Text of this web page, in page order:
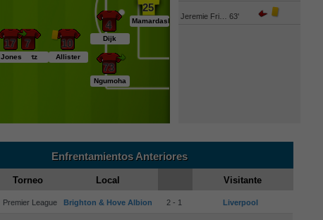
73
Ngumoha
10
Allister
7
Wirtz
17
Jones
4
Dijk
25
Mamardashvili
Jeremie Fri… 63'
Enfrentamientos Anteriores
Torneo Local Visitante
Premier League Brighton & Hove Albion 2 - 1 Liverpool